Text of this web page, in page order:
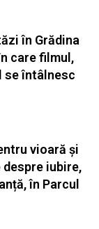
în Grădina
care filmul,
se întâlnesc
vioară și
iubire,
în Parcul